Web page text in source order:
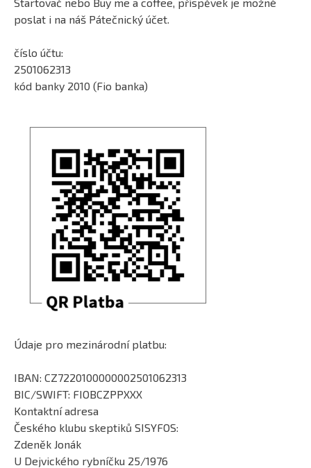
poslat i na náš Pátečnický účet.
číslo účtu:
2501062313
kód banky 2010 (Fio banka)
Údaje pro mezinárodní platbu:
IBAN: CZ7220100000002501062313
BIC/SWIFT: FIOBCZPPXXX
Kontaktní adresa
Českého klubu skeptiků SISYFOS:
Zdeněk Jonák
U Dejvického rybníčku 25/1976